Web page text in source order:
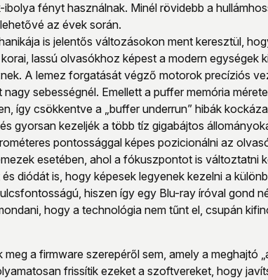
ibolya fényt használnak. Minél rövidebb a
az évek során.
is jelentős változásokon ment keresztül,
lassú olvasókhoz képest a modern egységek
A lemez forgatását végző motorok precíziós
sebességnél. Emellett a puffer memória
így csökkentve a „buffer underrun” hibák
gyorsan kezeljék a több tíz gigabájtos
pontossággal képes pozicionálni az
esetében, ahol a fókuszpontot is változtatni
diódát is, hogy képesek legyenek kezelni a
hiszen így egy Blu-ray íróval gond
hogy a technológia nem tűnt el, csupán
a firmware szerepéről sem, amely a meghajtó
frissítik ezeket a szoftvereket, hogy